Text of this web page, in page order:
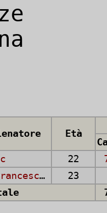
Età
22
Di Francesco Tudor
23